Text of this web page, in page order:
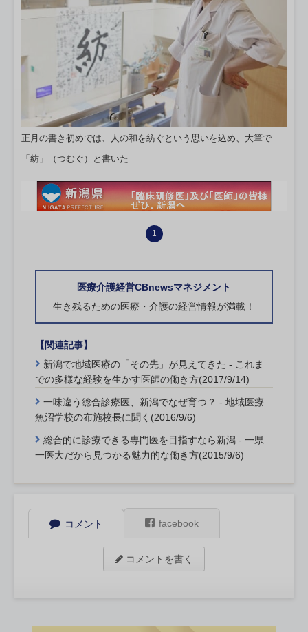
正月の書き初めでは、人の和を紡ぐという思いを込め、大筆で
「紡」（つむぐ）と書いた
1
医療介護経営CBnewsマネジメント
生き残るための医療・介護の経営情報が満載！
【関連記事】
新潟で地域医療の「その先」が見えてきた - これま
での多様な経験を生かす医師の働き方(2017/9/14)
一味違う総合診療医、新潟でなぜ育つ？ - 地域医療
魚沼学校の布施校長に聞く(2016/9/6)
総合的に診療できる専門医を目指すなら新潟 - 一県
一医大だから見つかる魅力的な働き方(2015/9/6)
コメント facebook
コメントを書く